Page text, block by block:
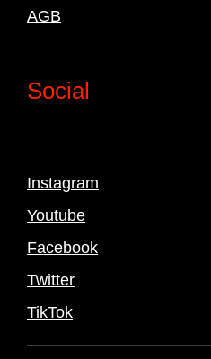
AGB
Social
Instagram
Youtube
Facebook
Twitter
TikTok